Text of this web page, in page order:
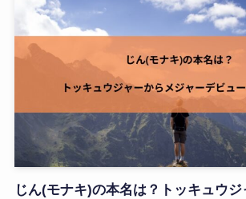
じん(モナキ)の本名は？トッキュウ